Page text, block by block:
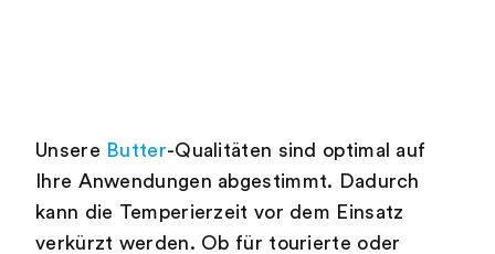
Unsere Butter-Qualitäten sind optimal auf
Ihre Anwendungen abgestimmt. Dadurch
kann die Temperierzeit vor dem Einsatz
verkürzt werden. Ob für tourierte oder